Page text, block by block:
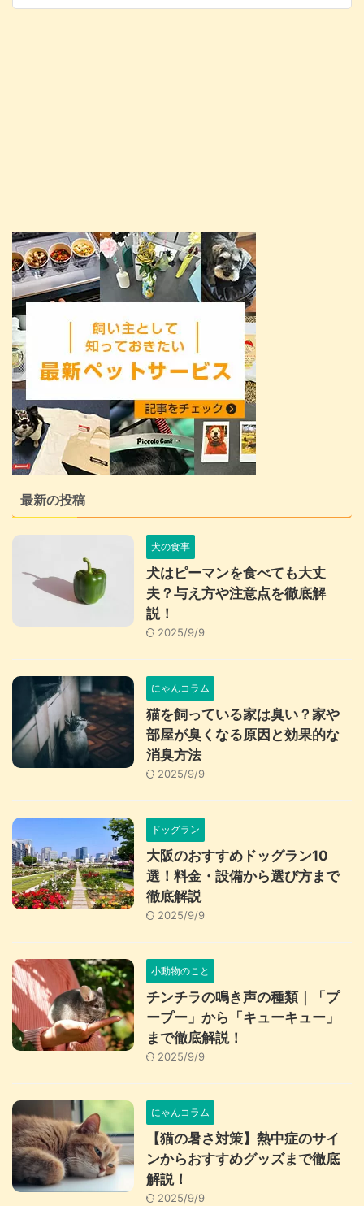
最新の投稿
犬の食事
犬はピーマンを食べても大丈
夫？与え方や注意点を徹底解
説！
2025/9/9
にゃんコラム
猫を飼っている家は臭い？家や
部屋が臭くなる原因と効果的な
消臭方法
2025/9/9
ドッグラン
大阪のおすすめドッグラン10
選！料金・設備から選び方まで
徹底解説
2025/9/9
小動物のこと
チンチラの鳴き声の種類｜「プ
ープー」から「キューキュー」
まで徹底解説！
2025/9/9
にゃんコラム
【猫の暑さ対策】熱中症のサイ
ンからおすすめグッズまで徹底
解説！
2025/9/9